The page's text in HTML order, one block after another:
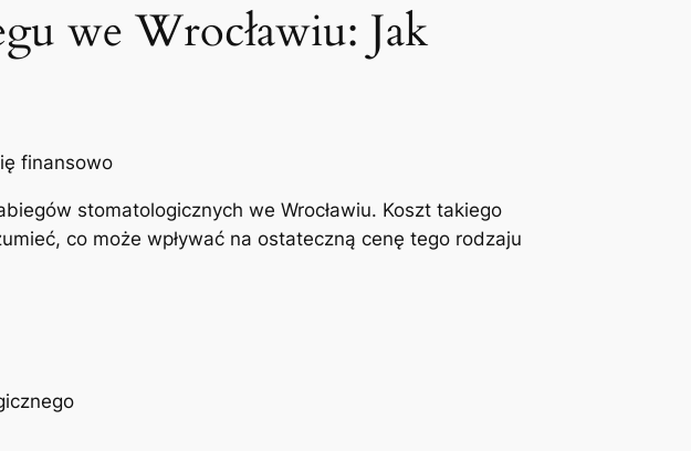
we ‌Wrocławiu: Jak
finansowo
stomatologicznych‍ we ⁣Wrocławiu. Koszt takiego
co może wpływać na ostateczną cenę tego rodzaju